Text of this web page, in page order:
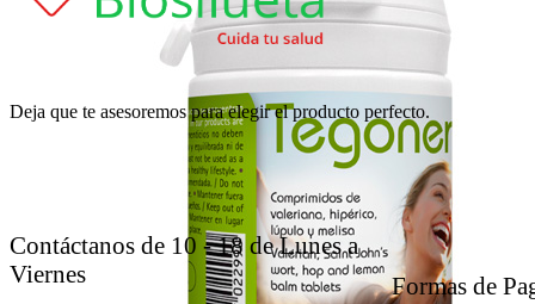
Deja que te asesoremos para elegir el producto perfecto.
Contáctanos de 10 - 18 de Lunes a
Viernes
Formas de